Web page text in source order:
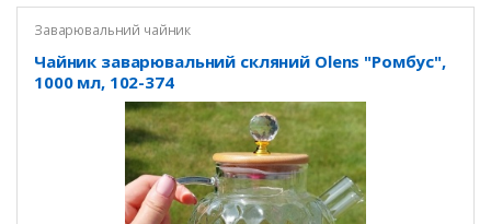
Заварювальний чайник
Чайник заварювальний скляний Olens "Ромбус",
1000 мл, 102-374